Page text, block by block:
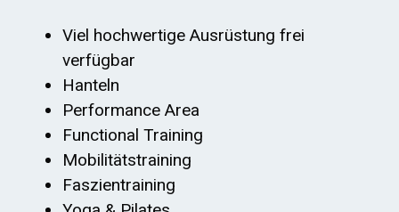
Viel hochwertige Ausrüstung frei
verfügbar
Hanteln
Performance Area
Functional Training
Mobilitätstraining
Faszientraining